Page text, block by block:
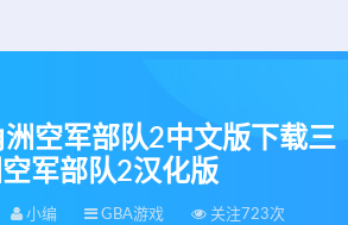
洲空军部队2中文版下载三
军部队2汉化版
小编 GBA游戏
关注723次